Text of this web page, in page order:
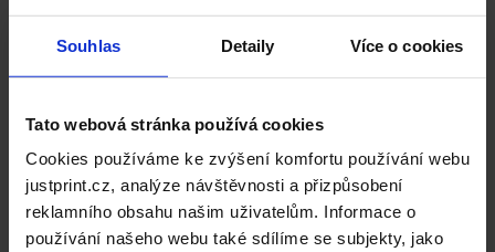
Souhlas Detaily Více o cookies
Tato webová stránka používá cookies
Cookies používáme ke zvýšení komfortu používání webu
justprint.cz, analýze návštěvnosti a přizpůsobení
reklamního obsahu našim uživatelům. Informace o
používání našeho webu také sdílíme se subjekty, jako
Trička Classic Dámská - Již od 5 ks
Dámská trička značky GILDAN 4100L
Technologie tisku DTG a sítotisk